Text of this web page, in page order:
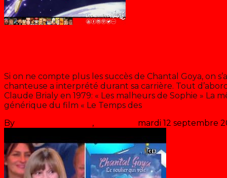
Si on ne compte plus les succès de Chantal Goya, on
chanteuse a interprété durant sa carrière. Tout
Claude Brialy en 1979: « Les malheurs de Sophie » La
générique du film « Le Temps des
By
, mardi 12 septembre